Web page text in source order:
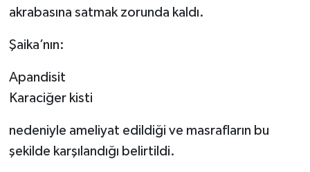
akrabasına satmak zorunda kaldı.
Şaika’nın:
Apandisit
Karaciğer kisti
nedeniyle ameliyat edildiği ve masrafların bu
şekilde karşılandığı belirtildi.